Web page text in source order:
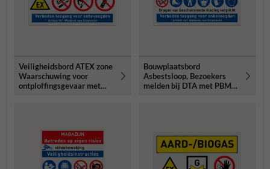
Veiligheidsbord ATEX zone
Waarschuwing voor
ontploffingsgevaar met
Bouwplaatsbord
Asbestsloop, Bezoekers
melden bij DTA met PBM